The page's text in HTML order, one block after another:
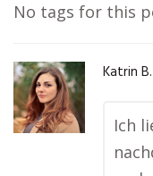
No tags for this
Katrin B.
Ich